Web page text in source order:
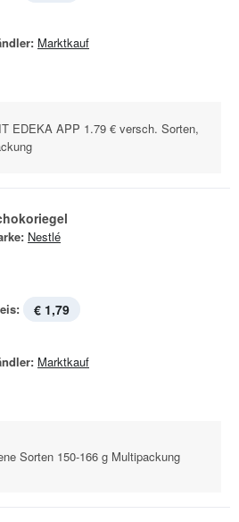
Marktkauf
EDEKA APP 1.79 € versch. Sorten,
Nestlé
€ 1,79
Marktkauf
Sorten 150-166 g Multipackung